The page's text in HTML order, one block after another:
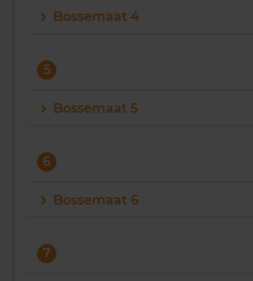
Bossemaat 4
5
Bossemaat 5
6
Bossemaat 6
7